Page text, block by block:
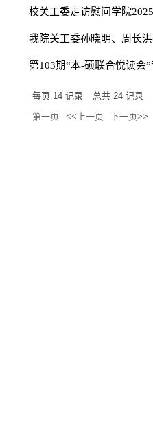
校关工委走访慰问学院
我院关工委孙晓明、周长
第103期“本-硕联合悦读会
每页 14 记录 总共24 记录
第一页
<<上一页 下一页>>